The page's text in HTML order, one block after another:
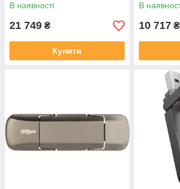
В наявності
21 749 ₴
Купити
В
10 717 ₴